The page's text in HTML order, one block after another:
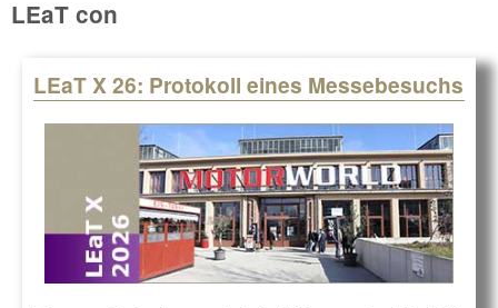
LEaT con
LEaT X 26: Protokoll eines Messebesuchs